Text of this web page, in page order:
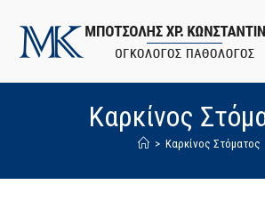
Καρκίνος
> Καρκίνος Στόματος